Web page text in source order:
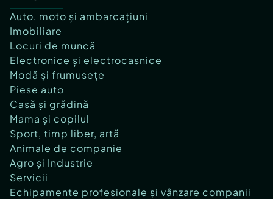
Auto, moto și ambarcațiuni
Imobiliare
Locuri de muncă
Electronice și electrocasnice
Modă și frumusețe
Piese auto
Casă și grădină
Mama și copilul
Sport, timp liber, artă
Animale de companie
Agro și Industrie
Servicii
Echipamente profesionale și vânzare companii